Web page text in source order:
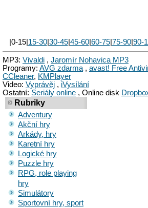
|0-15| 15-30| 30-45| 45-60| 60-75| 75-90| 90-
MP3: Vivaldi , Jaromír Nohavica MP3
Programy: AVG zdarma, avast! Free
CCleaner, KMPlayer
Video: Vyprávěj , iVysílání
Ostatní: Seriály online , Online disk
Rubriky
Adventury
Akční hry
Arkády, hry
Karetní hry
Logické hry
Puzzle hry
RPG, role playing
hry
Simulátory
Sportovní hry, sport